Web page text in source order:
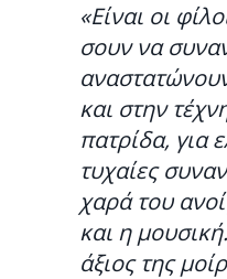
«Είναι οι
σουν να
και στην
πατρίδα, για
τυχαίες
χαρά του
και η
άξιος της